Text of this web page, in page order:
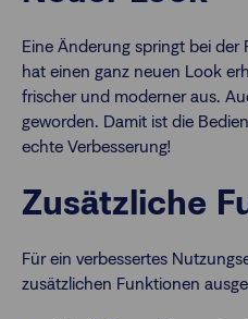
Eine Änderung springt bei der
hat einen ganz neuen Look
frischer und moderner aus.
geworden. Damit ist die
echte Verbesserung!
Zusätzliche
Für ein verbessertes
zusätzlichen Funktionen